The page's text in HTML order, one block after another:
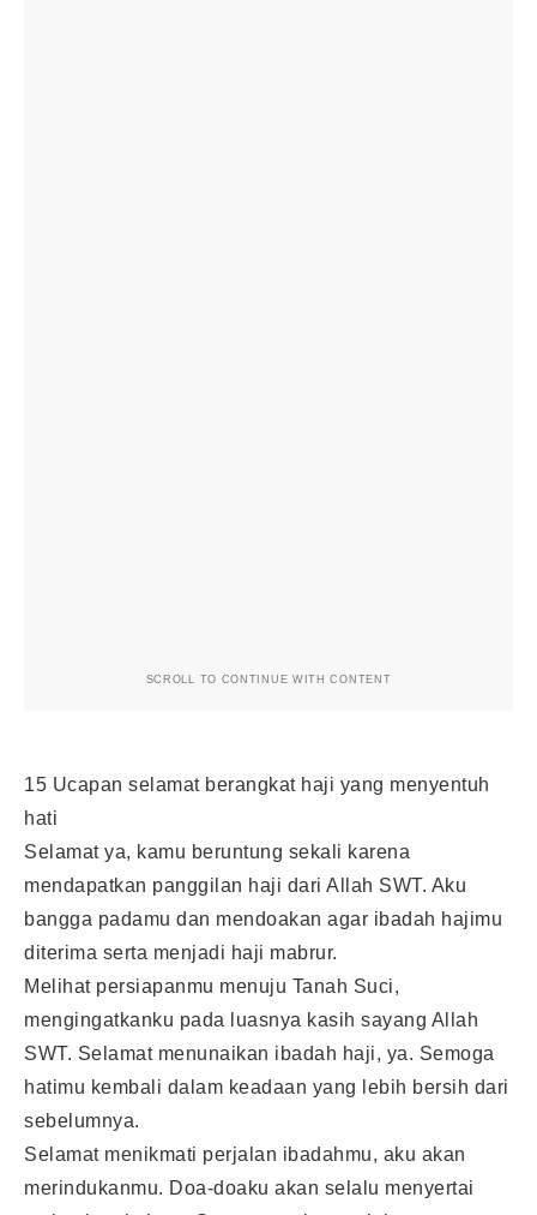
SCROLL TO CONTINUE WITH CONTENT
15 Ucapan selamat berangkat haji yang menyentuh
hati
Selamat ya, kamu beruntung sekali karena
mendapatkan panggilan haji dari Allah SWT. Aku
bangga padamu dan mendoakan agar ibadah hajimu
diterima serta menjadi haji mabrur.
Melihat persiapanmu menuju Tanah Suci,
mengingatkanku pada luasnya kasih sayang Allah
SWT. Selamat menunaikan ibadah haji, ya. Semoga
hatimu kembali dalam keadaan yang lebih bersih dari
sebelumnya.
Selamat menikmati perjalan ibadahmu, aku akan
merindukanmu. Doa-doaku akan selalu menyertai